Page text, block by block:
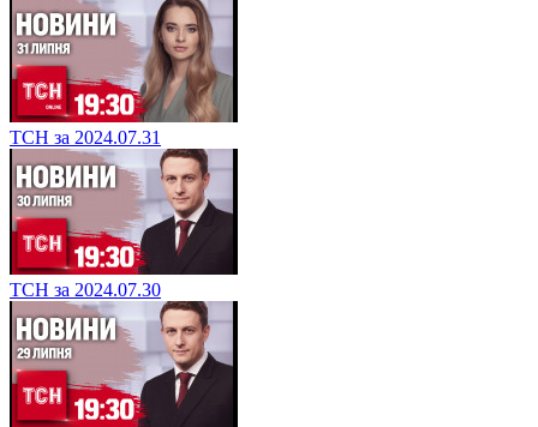
ТСН за 2024.07.31
ТСН за 2024.07.30